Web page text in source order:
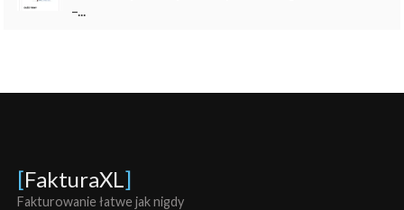
–...
[FakturaXL ]
Fakturowanie łatwe jak nigdy